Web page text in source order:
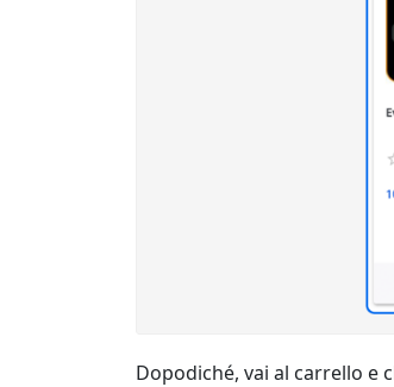
Dopodiché, vai al carrello e